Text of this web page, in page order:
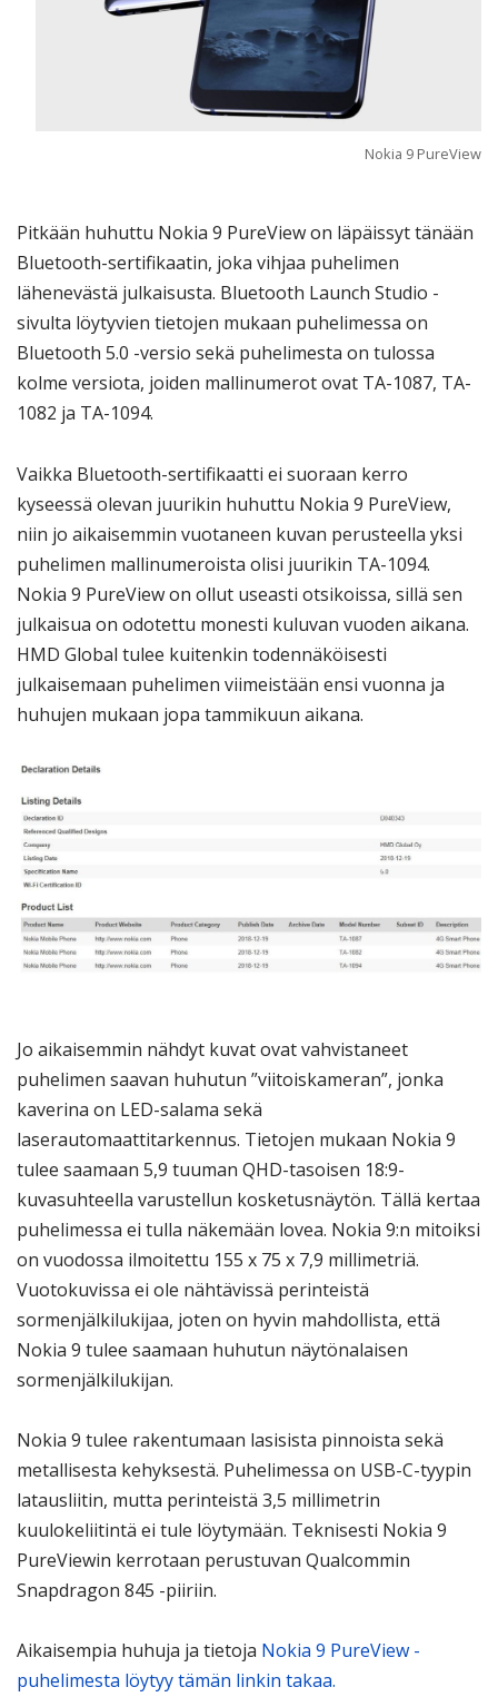
Nokia 9 PureView
Pitkään huhuttu Nokia 9 PureView on läpäissyt tänään
Bluetooth-sertifikaatin, joka vihjaa puhelimen
lähenevästä julkaisusta. Bluetooth Launch Studio -
sivulta löytyvien tietojen mukaan puhelimessa on
Bluetooth 5.0 -versio sekä puhelimesta on tulossa
kolme versiota, joiden mallinumerot ovat TA-1087, TA-
1082 ja TA-1094.
Vaikka Bluetooth-sertifikaatti ei suoraan kerro
kyseessä olevan juurikin huhuttu Nokia 9 PureView,
niin jo aikaisemmin vuotaneen kuvan perusteella yksi
puhelimen mallinumeroista olisi juurikin TA-1094.
Nokia 9 PureView on ollut useasti otsikoissa, sillä sen
julkaisua on odotettu monesti kuluvan vuoden aikana.
HMD Global tulee kuitenkin todennäköisesti
julkaisemaan puhelimen viimeistään ensi vuonna ja
huhujen mukaan jopa tammikuun aikana.
Jo aikaisemmin nähdyt kuvat ovat vahvistaneet
puhelimen saavan huhutun ”viitoiskameran”, jonka
kaverina on LED-salama sekä
laserautomaattitarkennus. Tietojen mukaan Nokia 9
tulee saamaan 5,9 tuuman QHD-tasoisen 18:9-
kuvasuhteella varustellun kosketusnäytön. Tällä kertaa
puhelimessa ei tulla näkemään lovea. Nokia 9:n mitoiksi
on vuodossa ilmoitettu 155 x 75 x 7,9 millimetriä.
Vuotokuvissa ei ole nähtävissä perinteistä
sormenjälkilukijaa, joten on hyvin mahdollista, että
Nokia 9 tulee saamaan huhutun näytönalaisen
sormenjälkilukijan.
Nokia 9 tulee rakentumaan lasisista pinnoista sekä
metallisesta kehyksestä. Puhelimessa on USB-C-tyypin
latausliitin, mutta perinteistä 3,5 millimetrin
kuulokeliitintä ei tule löytymään. Teknisesti Nokia 9
PureViewin kerrotaan perustuvan Qualcommin
Snapdragon 845 -piiriin.
Aikaisempia huhuja ja tietoja Nokia 9 PureView -
puhelimesta löytyy tämän linkin takaa.